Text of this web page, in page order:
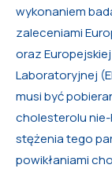
wykonaniem
zaleceniami
oraz
Laboratoryjnej
musi być
cholesterolu
stężenia tego
powikłaniami